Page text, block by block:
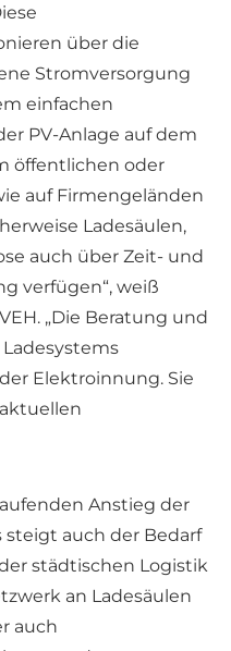
über die
Stromversorgung
einfachen
PV-Anlage auf dem
öffentlichen oder
auf Firmengeländen
Ladesäulen,
auch über Zeit- und
verfügen“, weiß
„Die Beratung und
Elektroinnung. Sie
Anstieg der
auch der Bedarf
städtischen Logistik
an Ladesäulen
auch